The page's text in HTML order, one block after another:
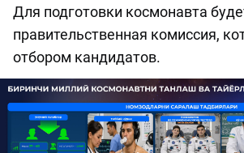
Для подготовки космонавта
правительственная комиссия,
отбором кандидатов.